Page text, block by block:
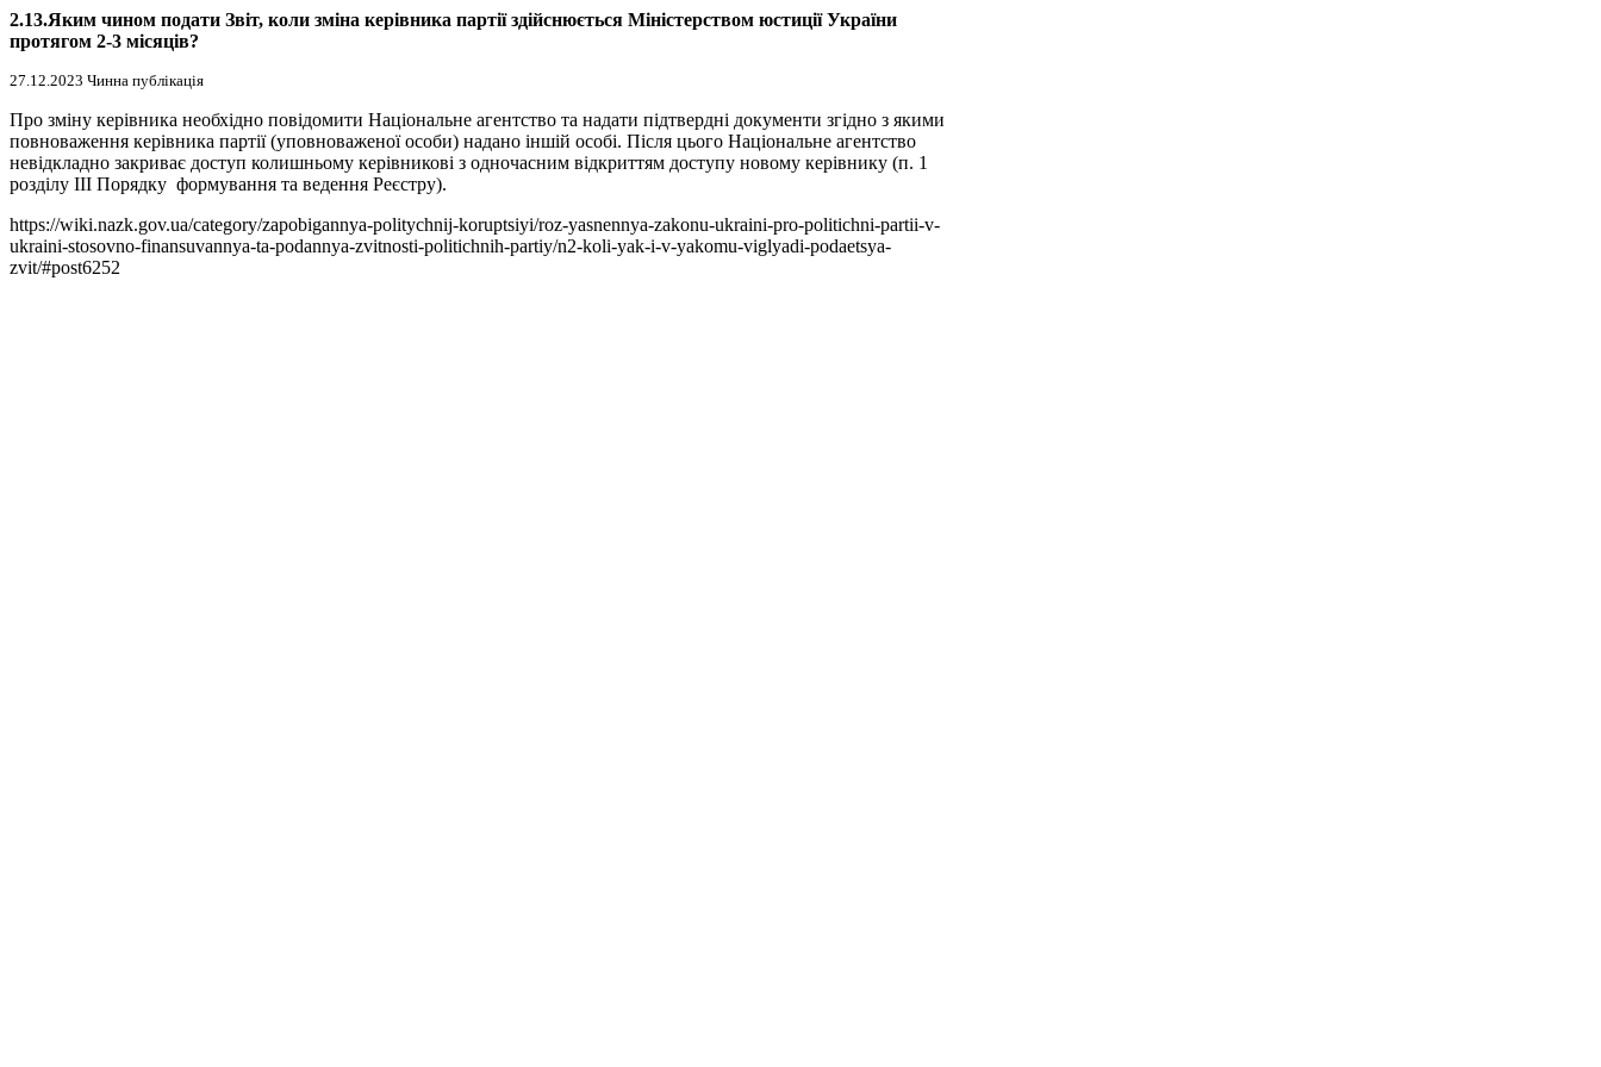
2.13.Яким чином подати Звіт, коли зміна керівника партії здійснюється Міністерством юстиції України
протягом 2-3 місяців?
27.12.2023 Чинна публікація
Про зміну керівника необхідно повідомити Національне агентство та надати підтвердні документи згідно з якими
повноваження керівника партії (уповноваженої особи) надано іншій особі. Після цього Національне агентство
невідкладно закриває доступ колишньому керівникові з одночасним відкриттям доступу новому керівнику (п. 1
розділу ІІІ Порядку формування та ведення Реєстру).
https://wiki.nazk.gov.ua/category/zapobigannya-politychnij-koruptsiyi/roz-yasnennya-zakonu-ukraini-pro-politichni-partii-v-
ukraini-stosovno-finansuvannya-ta-podannya-zvitnosti-politichnih-partiy/n2-koli-yak-i-v-yakomu-viglyadi-podaetsya-
zvit/#post6252